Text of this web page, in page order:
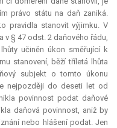
právo státu na daň zaniká.
pravidla stanovit výjimku. V
v § 47 odst. 2 daňového řádu,
učiněn úkon směřující k
stanovení, běží tříletá lhůta
subjekt o tomto úkonu
nejpozději do deseti let od
povinnost podat daňové
daňová povinnost, aniž by
nebo hlášení podat. Jen